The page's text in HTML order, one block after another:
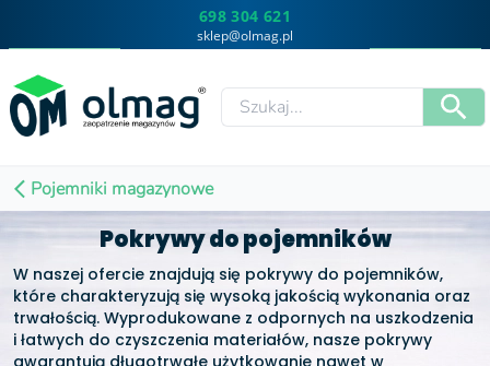
698 304 621
sklep@olmag.pl
Pojemniki magazynowe
Pokrywy do pojemników
W naszej ofercie znajdują się pokrywy do pojemników,
które charakteryzują się wysoką jakością wykonania oraz
trwałością. Wyprodukowane z odpornych na uszkodzenia
i łatwych do czyszczenia materiałów, nasze pokrywy
gwarantują długotrwałe użytkowanie nawet w